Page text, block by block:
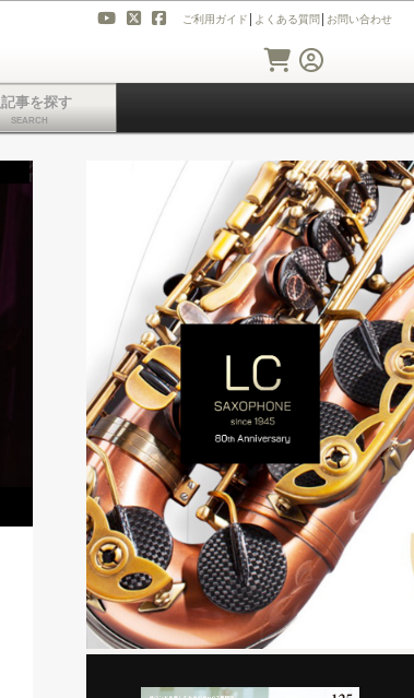
ご利用ガイド よくある質問 お問い合わせ
記事を探す
SEARCH